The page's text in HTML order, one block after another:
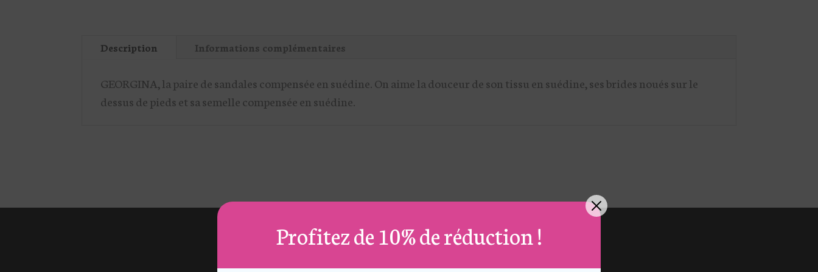
Description Informations complémentaires
GEORGINA, la paire de sandales compensée en suédine. On aime la douceur de son tissu en suédine, ses brides noués sur le
dessus de pieds et sa semelle compensée en suédine.
Profitez de 10% de réduction !